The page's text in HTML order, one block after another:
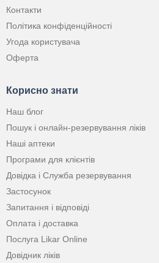
Контакти
Політика конфіденційності
Угода користувача
Оферта
Корисно знати
Наш блог
Пошук і онлайн-резервування ліків
Наші аптеки
Програми для клієнтів
Довідка і Служба резервування
Застосунок
Запитання і відповіді
Оплата і доставка
Послуга Likar Online
Довідник ліків